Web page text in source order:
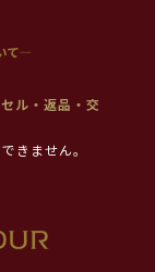
ル・返品・交
きません。